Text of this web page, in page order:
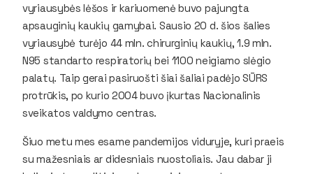
vyriausybės lėšos ir kariuomenė buvo pajungta
apsauginių kaukių gamybai. Sausio 20 d. šios šalies
vyriausybė turėjo 44 mln. chirurginių kaukių, 1.9 mln.
N95 standarto respiratorių bei 1100 neigiamo slėgio
palatų. Taip gerai pasiruošti šiai šaliai padėjo SŪRS
protrūkis, po kurio 2004 buvo įkurtas Nacionalinis
sveikatos valdymo centras.
Šiuo metu mes esame pandemijos viduryje, kuri praeis
su mažesniais ar didesniais nuostoliais. Jau dabar ji